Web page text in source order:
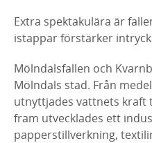
Extra spektakulära är
istappar förstärker
Mölndalsfallen och
Mölndals stad. Från
utnyttjades vattnets kraft
fram utvecklades ett
papperstillverkning,